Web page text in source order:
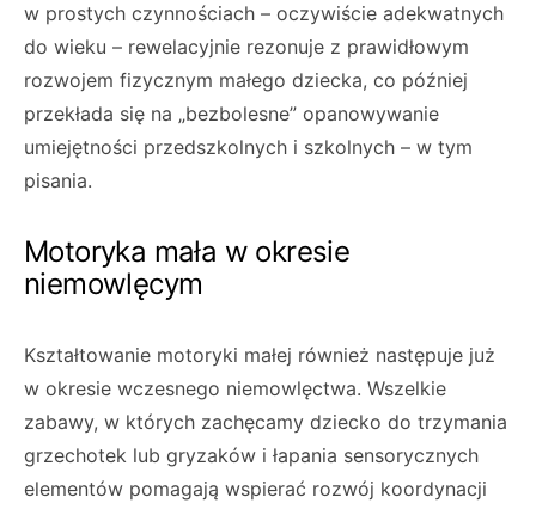
w prostych czynnościach – oczywiście adekwatnych
do wieku – rewelacyjnie rezonuje z prawidłowym
rozwojem fizycznym małego dziecka, co później
przekłada się na „bezbolesne” opanowywanie
umiejętności przedszkolnych i szkolnych – w tym
pisania.
Motoryka mała w okresie
niemowlęcym
Kształtowanie motoryki małej również następuje już
w okresie wczesnego niemowlęctwa. Wszelkie
zabawy, w których zachęcamy dziecko do trzymania
grzechotek lub gryzaków i łapania sensorycznych
elementów pomagają wspierać rozwój koordynacji